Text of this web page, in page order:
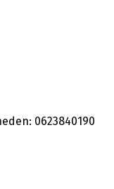
0623840190